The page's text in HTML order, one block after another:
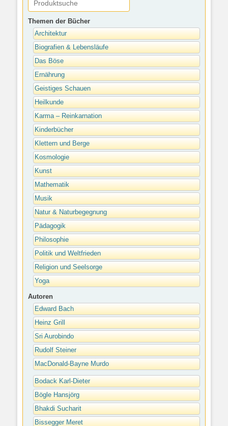
Themen der Bücher
Architektur
Biografien & Lebensläufe
Das Böse
Ernährung
Geistiges Schauen
Heilkunde
Karma – Reinkarnation
Kinderbücher
Klettern und Berge
Kosmologie
Kunst
Mathematik
Musik
Natur & Naturbegegnung
Pädagogik
Philosophie
Politik und Weltfrieden
Religion und Seelsorge
Yoga
Autoren
Edward Bach
Heinz Grill
Sri Aurobindo
Rudolf Steiner
MacDonald-Bayne Murdo
Bodack Karl-Dieter
Bögle Hansjörg
Bhakdi Sucharit
Bissegger Meret